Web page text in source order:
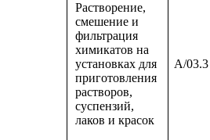
Растворение,
смешение и
фильтрация
химикатов на
установках для
приготовления
растворов,
суспензий,
лаков и красок
A/03.3